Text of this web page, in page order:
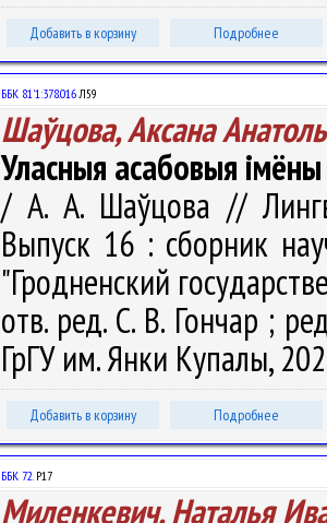
Добавить в корзину Подробнее
ББК 81'1:378.016Л59
Шаўцова, Аксана
Уласныя асабовыя
/ А. А. Шаўцова //
Выпуск 16 : сборник
"Гродненский
отв. ред. С. В. Гончар ;
ГрГУ им. Янки Купалы,
Добавить в корзину Подробнее
ББК 72.Р17
Миленкевич, Наталья